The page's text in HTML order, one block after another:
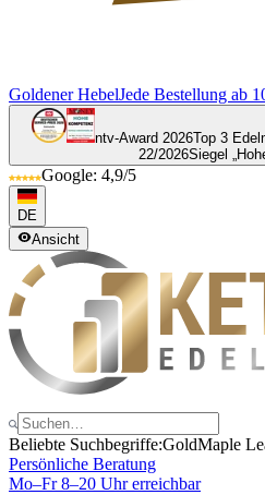
Goldener HebelJede Bestellung ab
ntv-Award 2026Top 3
22/2026Siegel
Google: 4,9/5
DE
Ansicht
Beliebte Suchbegriffe:GoldMaple
Persönliche Beratung
Mo–Fr 8–20 Uhr erreichbar